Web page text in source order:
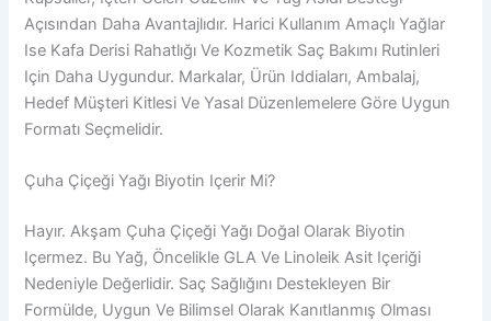
Açısından Daha Avantajlıdır. Harici Kullanım Amaçlı Yağlar
Ise Kafa Derisi Rahatlığı Ve Kozmetik Saç Bakımı Rutinleri
Için Daha Uygundur. Markalar, Ürün Iddiaları, Ambalaj,
Hedef Müşteri Kitlesi Ve Yasal Düzenlemelere Göre Uygun
Formatı Seçmelidir.
Çuha Çiçeği Yağı Biyotin Içerir Mi?
Hayır. Akşam Çuha Çiçeği Yağı Doğal Olarak Biyotin
Içermez. Bu Yağ, Öncelikle GLA Ve Linoleik Asit Içeriği
Nedeniyle Değerlidir. Saç Sağlığını Destekleyen Bir
Formülde, Uygun Ve Bilimsel Olarak Kanıtlanmış Olması